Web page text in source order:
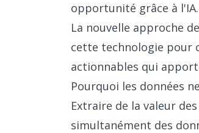
opportunité grâce à l'IA.
La nouvelle approche
cette technologie pour
actionnables qui
Pourquoi les données
Extraire de la valeur
simultanément des